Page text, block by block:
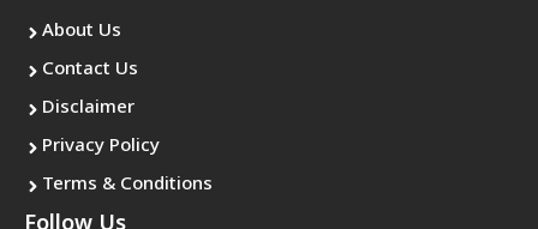
About Us
Contact Us
Disclaimer
Privacy Policy
Terms & Conditions